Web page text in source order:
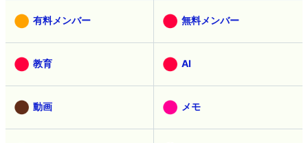
有料メンバー 無料メンバー
教育 AI
動画 メモ